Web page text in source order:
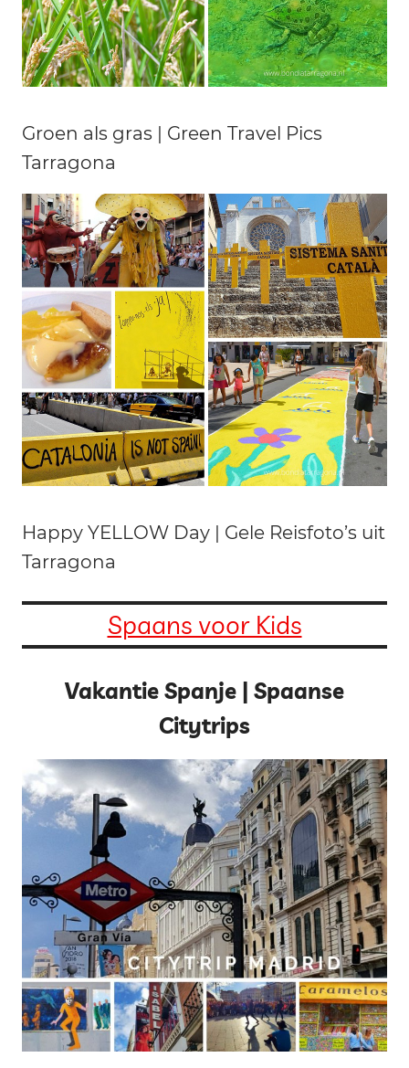
Groen als gras | Green Travel Pics
Tarragona
Happy YELLOW Day | Gele Reisfoto’s uit
Tarragona
Spaans voor Kids
Vakantie Spanje | Spaanse
Citytrips